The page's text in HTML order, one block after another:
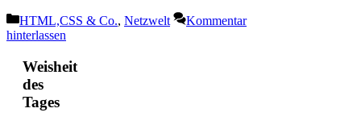
Kategorien
HTML,CSS & Co., Netzwelt
Kommentar
hinterlassen
Weisheit
des
Tages